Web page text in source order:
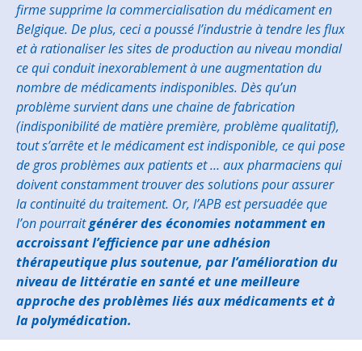
firme supprime la commercialisation du médicament en
Belgique. De plus, ceci a poussé l’industrie à tendre les flux
et à rationaliser les sites de production au niveau mondial
ce qui conduit inexorablement à une augmentation du
nombre de médicaments indisponibles. Dès qu’un
problème survient dans une chaine de fabrication
(indisponibilité de matière première, problème qualitatif),
tout s’arrête et le médicament est indisponible, ce qui pose
de gros problèmes aux patients et … aux pharmaciens qui
doivent constamment trouver des solutions pour assurer
la continuité du traitement. Or, l’APB est persuadée que
l’on pourraitgénérer des économies notamment en
accroissant l’efficience par une adhésion
thérapeutique plus soutenue, par l’amélioration du
niveau de littératie en santé et une meilleure
approche des problèmes liés aux médicaments et à
la polymédication.